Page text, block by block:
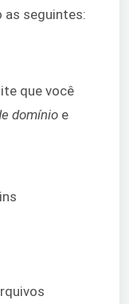
as seguintes:
que você
domínio e